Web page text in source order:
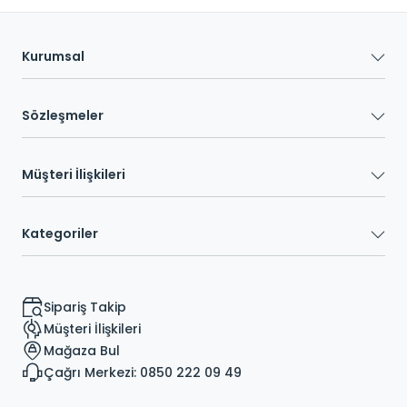
Kurumsal
Sözleşmeler
Müşteri İlişkileri
Kategoriler
Sipariş Takip
Müşteri İlişkileri
Mağaza Bul
Çağrı Merkezi: 0850 222 09 49